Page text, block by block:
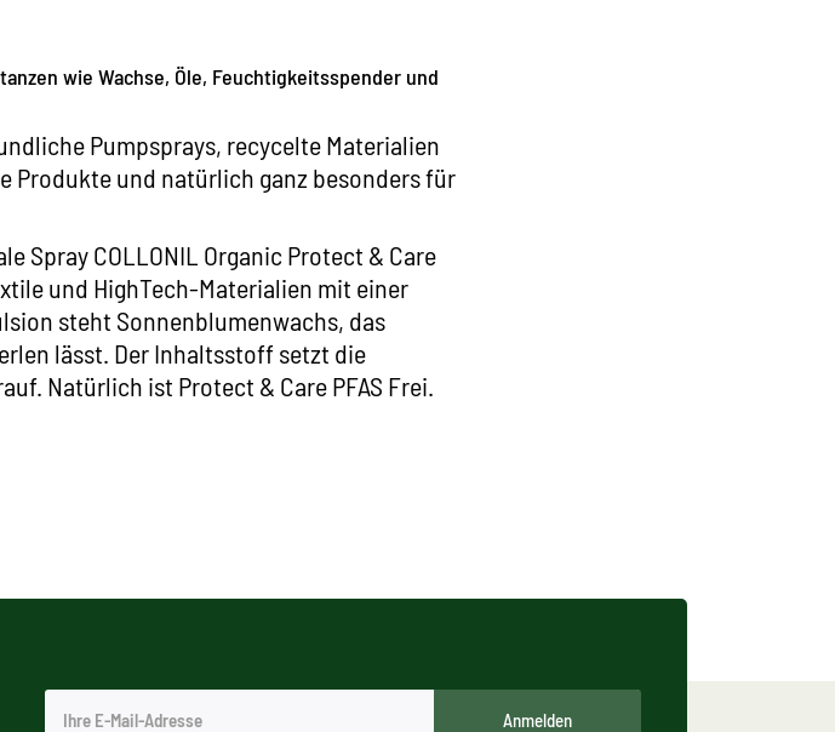
wie Wachse, Öle, Feuchtigkeitsspender und
Pumpsprays, recycelte Materialien
Produkte und natürlich ganz besonders für
Spray COLLONIL Organic Protect & Care
und HighTech-Materialien mit einer
steht Sonnenblumenwachs, das
lässt. Der Inhaltsstoff setzt die
Natürlich ist Protect & Care PFAS Frei.
Anmelden